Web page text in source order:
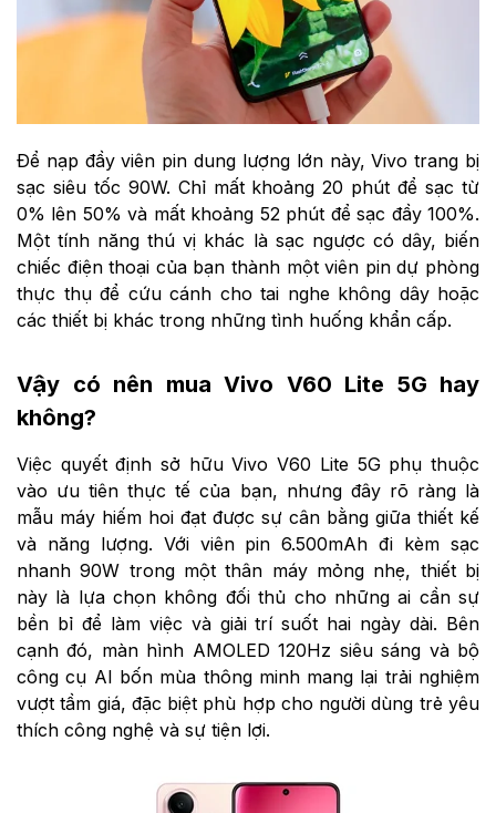
Để nạp đầy viên pin dung lượng lớn này, Vivo trang bị
sạc siêu tốc 90W. Chỉ mất khoảng 20 phút để sạc từ
0% lên 50% và mất khoảng 52 phút để sạc đầy 100%.
Một tính năng thú vị khác là sạc ngược có dây, biến
chiếc điện thoại của bạn thành một viên pin dự phòng
thực thụ để cứu cánh cho tai nghe không dây hoặc
các thiết bị khác trong những tình huống khẩn cấp.
Vậy có nên mua Vivo V60 Lite 5G hay
không?
Việc quyết định sở hữu Vivo V60 Lite 5G phụ thuộc
vào ưu tiên thực tế của bạn, nhưng đây rõ ràng là
mẫu máy hiếm hoi đạt được sự cân bằng giữa thiết kế
và năng lượng. Với viên pin 6.500mAh đi kèm sạc
nhanh 90W trong một thân máy mỏng nhẹ, thiết bị
này là lựa chọn không đối thủ cho những ai cần sự
bền bỉ để làm việc và giải trí suốt hai ngày dài. Bên
cạnh đó, màn hình AMOLED 120Hz siêu sáng và bộ
công cụ AI bốn mùa thông minh mang lại trải nghiệm
vượt tầm giá, đặc biệt phù hợp cho người dùng trẻ yêu
thích công nghệ và sự tiện lợi.